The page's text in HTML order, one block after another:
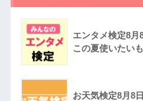
エンタメ検定8月
この夏使いたい
お天気検定8月8